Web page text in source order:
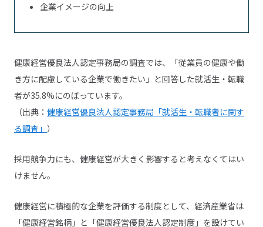
企業イメージの向上
健康経営優良法人認定事務局の調査では、「従業員の健康や働
き方に配慮している企業で働きたい」と回答した就活生・転職
者が35.8%にのぼっています。
（出典： 健康経営優良法人認定事務局「就活生・転職者に関す
る調査」 ）
採用競争力にも、健康経営が大きく影響すると考えなくてはい
けません。
健康経営に積極的な企業を評価する制度として、経済産業省は
「健康経営銘柄」と「健康経営優良法人認定制度」を設けてい